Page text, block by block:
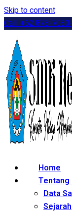
Skip to content
Call: +62 878-
Home
Tentang
Data
Sejarah